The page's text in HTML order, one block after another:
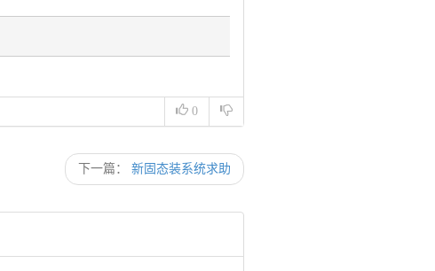
0
下一篇： 新固态装系统求助